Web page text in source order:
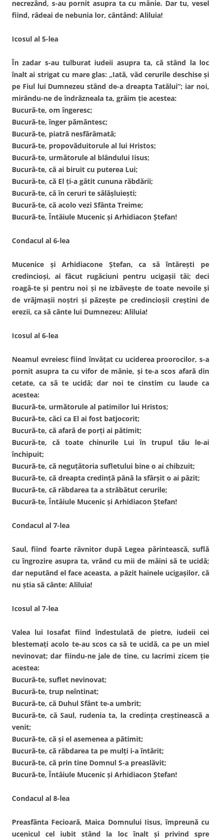
necrezând, s-au pornit asupra ta cu mânie. Dar tu, vesel
fiind, râdeai de nebunia lor, cântând: Aliluia!
Icosul al 5-lea
În zadar s-au tulburat iudeii asupra ta, că stând la loc
înalt ai strigat cu mare glas: „Iată, văd cerurile deschise şi
pe Fiul lui Dumnezeu stând de-a dreapta Tatălui”; iar noi,
mirându-ne de îndrăzneala ta, grăim ţie acestea:
Bucură-te, om îngeresc;
Bucură-te, înger pământesc;
Bucură-te, piatră nesfărâmată;
Bucură-te, propovăduitorule al lui Hristos;
Bucură-te, următorule al blândului Iisus;
Bucură-te, că ai biruit cu puterea Lui;
Bucură-te, că El ţi-a gătit cununa răbdării;
Bucură-te, că în ceruri te sălăşluieşti;
Bucură-te, că acolo vezi Sfânta Treime;
Bucură-te, Întâiule Mucenic şi Arhidiacon Ştefan!
Condacul al 6-lea
Mucenice şi Arhidiacone Ştefan, ca să întăreşti pe
credincioşi, ai făcut rugăciuni pentru ucigaşii tăi; deci
roagă-te şi pentru noi şi ne izbăveşte de toate nevoile şi
de vrăjmaşii noştri şi păzeşte pe credincioşii creştini de
erezii, ca să cânte lui Dumnezeu: Aliluia!
Icosul al 6-lea
Neamul evreiesc fiind învăţat cu uciderea proorocilor, s-a
pornit asupra ta cu vifor de mânie, şi te-a scos afară din
cetate, ca să te ucidă; dar noi te cinstim cu laude ca
acestea:
Bucură-te, următorule al patimilor lui Hristos;
Bucură-te, căci ca El ai fost batjocorit;
Bucură-te, că afară de porţi ai pătimit;
Bucură-te, că toate chinurile Lui în trupul tău le-ai
închipuit;
Bucură-te, că neguţătoria sufletului bine o ai chibzuit;
Bucură-te, că dreapta credinţă până la sfârşit o ai păzit;
Bucură-te, că răbdarea ta a străbătut cerurile;
Bucură-te, Întâiule Mucenic şi Arhidiacon Ştefan!
Condacul al 7-lea
Saul, fiind foarte râvnitor după Legea părintească, suflă
cu îngrozire asupra ta, vrând cu mii de mâini să te ucidă;
dar neputând el face aceasta, a păzit hainele ucigaşilor, că
nu ştia să cânte: Aliluia!
Icosul al 7-lea
Valea lui Iosafat fiind îndestulată de pietre, iudeii cei
blestemaţi acolo te-au scos ca să te ucidă, ca pe un miel
nevinovat; dar fiindu-ne jale de tine, cu lacrimi zicem ţie
acestea:
Bucură-te, suflet nevinovat;
Bucură-te, trup neîntinat;
Bucură-te, că Duhul Sfânt te-a umbrit;
Bucură-te, că Saul, rudenia ta, la credinţa creştinească a
venit;
Bucură-te, că şi el asemenea a pătimit;
Bucură-te, că răbdarea ta pe mulţi i-a întărit;
Bucură-te, că prin tine Domnul S-a preaslăvit;
Bucură-te, Întâiule Mucenic şi Arhidiacon Ştefan!
Condacul al 8-lea
Preasfânta Fecioară, Maica Domnului Iisus, împreună cu
ucenicul cel iubit stând la loc înalt şi privind spre